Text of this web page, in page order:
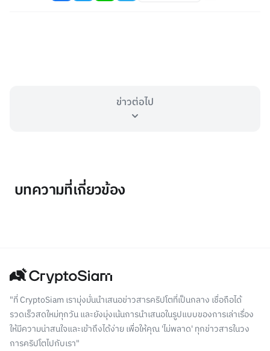
ข่าวต่อไป
บทความที่เกี่ยวข้อง
"ที่ CryptoSiam เรามุ่งมั่นนำเสนอข่าวสารคริปโตที่เป็นกลาง เชื่อถือได้
รวดเร็วสดใหม่ทุกวัน และยังมุ่งเน้นการนำเสนอในรูปแบบของการเล่าเรื่อง
ให้มีความน่าสนใจและเข้าถึงได้ง่าย เพื่อให้คุณ 'ไม่พลาด' ทุกข่าวสารในวง
การคริปโตไปกับเรา"